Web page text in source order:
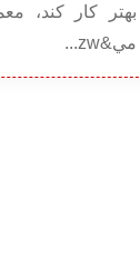
بهتر كار كند،
مي&zw...